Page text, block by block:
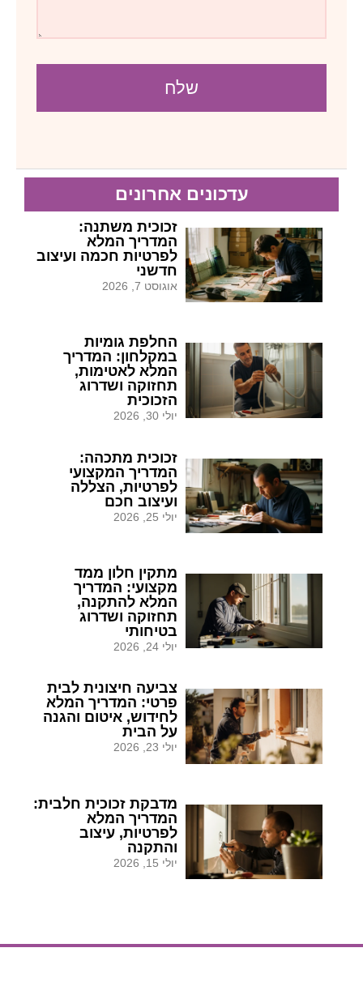
שלח
עדכונים אחרונים
זכוכית משתנה:
המדריך המלא
לפרטיות חכמה ועיצוב
חדשני
אוגוסט 7, 2026
החלפת גומיות
במקלחון: המדריך
המלא לאטימות,
תחזוקה ושדרוג
הזכוכית
יולי 30, 2026
זכוכית מתכהה:
המדריך המקצועי
לפרטיות, הצללה
ועיצוב חכם
יולי 25, 2026
מתקין חלון ממד
מקצועי: המדריך
המלא להתקנה,
תחזוקה ושדרוג
בטיחותי
יולי 24, 2026
צביעה חיצונית לבית
פרטי: המדריך המלא
לחידוש, איטום והגנה
על הבית
יולי 23, 2026
מדבקת זכוכית חלבית:
המדריך המלא
לפרטיות, עיצוב
והתקנה
יולי 15, 2026